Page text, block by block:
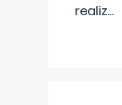
realiz...